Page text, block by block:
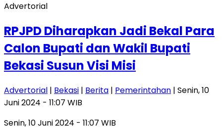
Advertorial
RPJPD Diharapkan Jadi Bekal Para
Calon Bupati dan Wakil Bupati
Bekasi Susun Visi Misi
Advertorial | Bekasi | Berita | Pemerintahan | Senin, 10
Juni 2024 - 11:07 WIB
Senin, 10 Juni 2024 - 11:07 WIB